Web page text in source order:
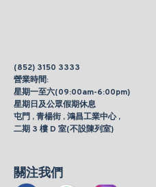
(852) 3150 3333
營業時間:
星期一至六(09:00am-6:00pm)
星期日及公眾假期休息
屯門 , 青楊街 , 鴻昌工業中心 ,
二期 3 樓 D 室(不設陳列室)
關注我們